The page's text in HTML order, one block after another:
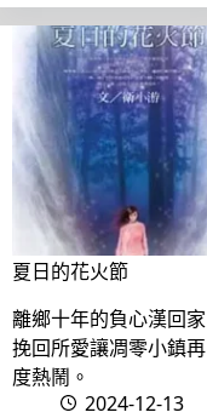
夏日的花火節
離鄉十年的負心漢回家
挽回所愛讓凋零小鎮再
度熱鬧。
2024-12-13